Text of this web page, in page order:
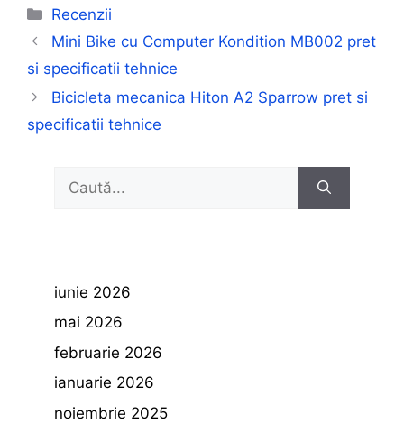
Categorii
Recenzii
Mini Bike cu Computer Kondition MB002 pret
si specificatii tehnice
Bicicleta mecanica Hiton A2 Sparrow pret si
specificatii tehnice
după:
iunie 2026
mai 2026
februarie 2026
ianuarie 2026
noiembrie 2025